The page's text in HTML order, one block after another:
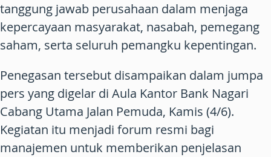
tanggung jawab perusahaan dalam menjaga
kepercayaan masyarakat, nasabah, pemegang
saham, serta seluruh pemangku kepentingan.
Penegasan tersebut disampaikan dalam jumpa
pers yang digelar di Aula Kantor Bank Nagari
Cabang Utama Jalan Pemuda, Kamis (4/6).
Kegiatan itu menjadi forum resmi bagi
manajemen untuk memberikan penjelasan